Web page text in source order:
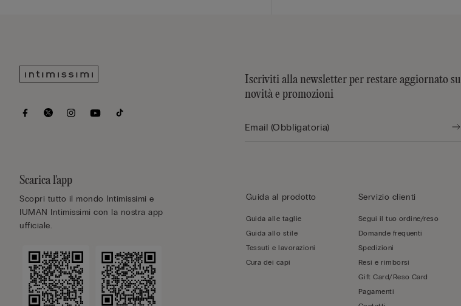
Scarica l'app
Scopri tutto il mondo Intimissimi e
IUMAN Intimissimi con la nostra app
ufficiale.
Iscriviti alla newsletter per restare aggiornato su
novità e promozioni
Guida al prodotto
Guida alle taglie
Guida allo stile
Tessuti e lavorazioni
Cura dei capi
Servizio clienti
Segui il tuo ordine/reso
Domande frequenti
Spedizioni
Resi e rimborsi
Gift Card/Reso Card
Pagamenti